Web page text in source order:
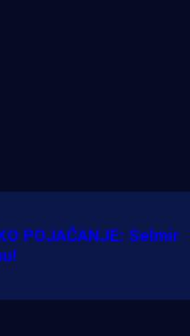
POJAČANJE: Selmir